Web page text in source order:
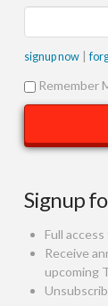
signup now|
Remember
Signup
Full
Receive
upcoming